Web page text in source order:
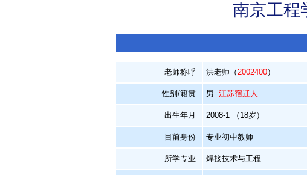
南京工程
老师称呼 洪老师（2002400）
性别/籍贯 男 江苏宿迁人
出生年月 2008-1 （18岁）
目前身份 专业初中教师
所学专业 焊接技术与工程